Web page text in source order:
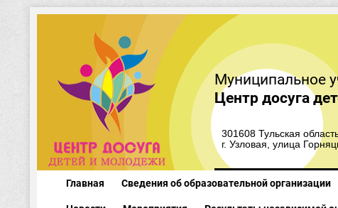
Муниципальное
Центр досуга
301608 Тульская
г. Узловая, улица
Главная Сведения об образовательной организации